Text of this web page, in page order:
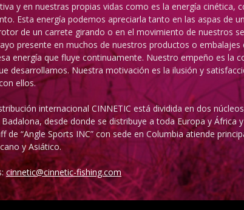
y en nuestras propias vidas como es la energía cinética,
Esta energía podemos apreciarla tanto en las aspas de
de un carrete girando o en el movimiento de nuestros
presente en muchos de nuestros productos o
energía que fluye continuamente. Nuestro empeño es la
desarrollamos. Nuestra motivación es la ilusión y
ellos.
internacional CINNETIC está dividida en dos
desde donde se distribuye a toda Europa y África
de “Angle Sports INC” con sede en Columbia atiende
y Asiático.
cinnetic@cinnetic-fishing.com